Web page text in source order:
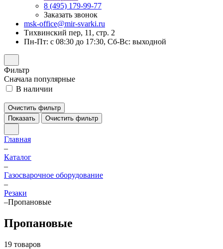
8 (495) 179-99-77
Заказать звонок
msk-office@mir-svarki.ru
Тихвинский пер, 11, стр. 2
Пн-Пт: с 08:30 до 17:30, Сб-Вс: выходной
Фильтр
Сначала популярные
В наличии
Очистить фильтр
Показать
Очистить фильтр
Главная
–
Каталог
–
Газосварочное оборудование
–
Резаки
–Пропановые
Пропановые
19 товаров